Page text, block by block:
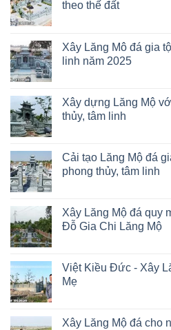
theo thế đất
Xây Lăng Mô đá gia
linh năm 2025
Xây dựng Lăng Mộ
thủy, tâm linh
Cải tạo Lăng Mộ đá
phong thủy, tâm linh
Xây Lăng Mộ đá quy
Đỗ Gia Chi Lăng Mộ
Việt Kiều Đức - Xây
Mẹ
Xây Lăng Mộ đá cho